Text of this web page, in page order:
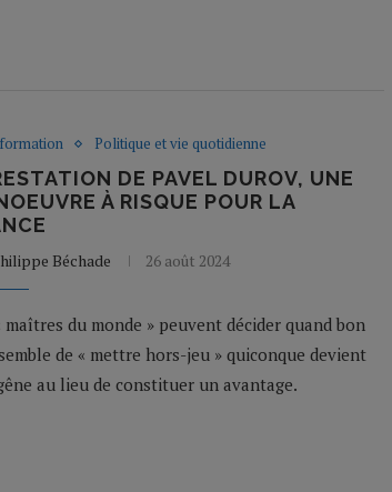
Politique et vie quotidienne
DE PAVEL DUROV, UNE
À RISQUE POUR LA
Béchade 26 août 2024
maîtres du monde » peuvent décider quand bon
de « mettre hors-jeu » quiconque devient
au lieu de constituer un avantage.